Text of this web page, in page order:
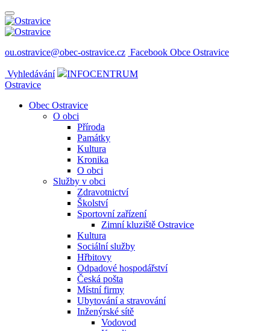
ou.ostravice@obec-ostravice.cz Facebook Obce Ostravice
Vyhledávání
INFOCENTRUM
Ostravice
Obec Ostravice
O obci
Příroda
Památky
Kultura
Kronika
O obci
Služby v obci
Zdravotnictví
Školství
Sportovní zařízení
Zimní kluziště Ostravice
Kultura
Sociální služby
Hřbitovy
Odpadové hospodářství
Česká pošta
Místní firmy
Ubytování a stravování
Inženýrské sítě
Vodovod